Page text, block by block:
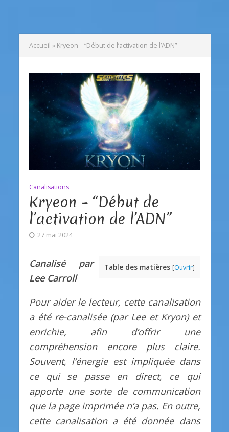
Accueil » Kryeon – “Début de l’activation de l’ADN”
Canalisations
Kryeon – “Début de
l’activation de l’ADN”
27 mai 2024
Table des matières [Ouvrir]
Canalisé par
Lee Carroll
Pour aider le lecteur, cette canalisation
a été re-canalisée (par Lee et Kryon) et
enrichie, afin d’offrir une
compréhension encore plus claire.
Souvent, l’énergie est impliquée dans
ce qui se passe en direct, ce qui
apporte une sorte de communication
que la page imprimée n’a pas. En outre,
cette canalisation a été donnée dans